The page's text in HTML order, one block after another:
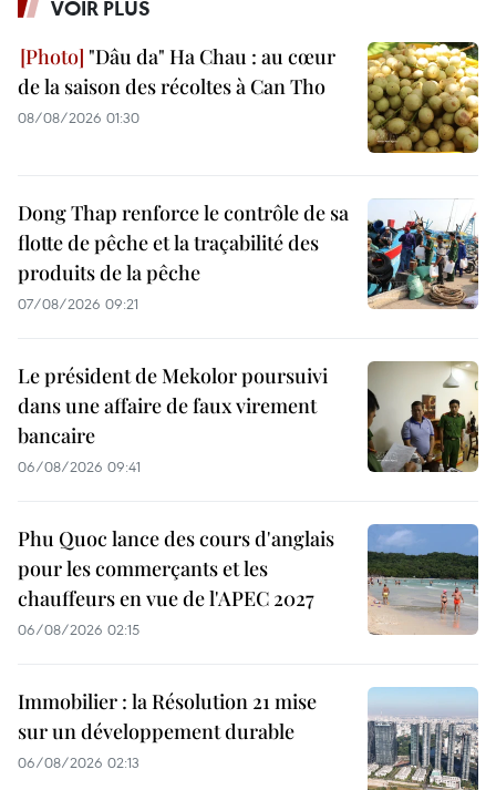
VOIR PLUS
"Dâu da" Ha Chau : au cœur
de la saison des récoltes à Can Tho
08/08/2026 01:30
Dong Thap renforce le contrôle de sa
flotte de pêche et la traçabilité des
produits de la pêche
07/08/2026 09:21
Le président de Mekolor poursuivi
dans une affaire de faux virement
bancaire
06/08/2026 09:41
Phu Quoc lance des cours d'anglais
pour les commerçants et les
chauffeurs en vue de l'APEC 2027
06/08/2026 02:15
Immobilier : la Résolution 21 mise
sur un développement durable
06/08/2026 02:13